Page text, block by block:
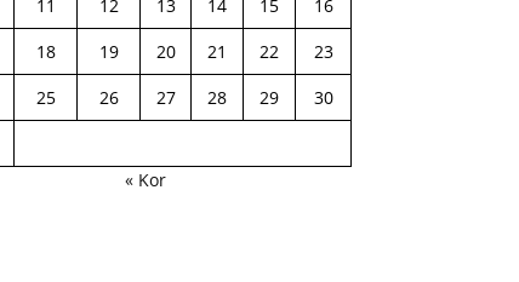
11 12 13 14 15
16
18 19 20 21 22
23
25 26 27 28 29
30
« Kor